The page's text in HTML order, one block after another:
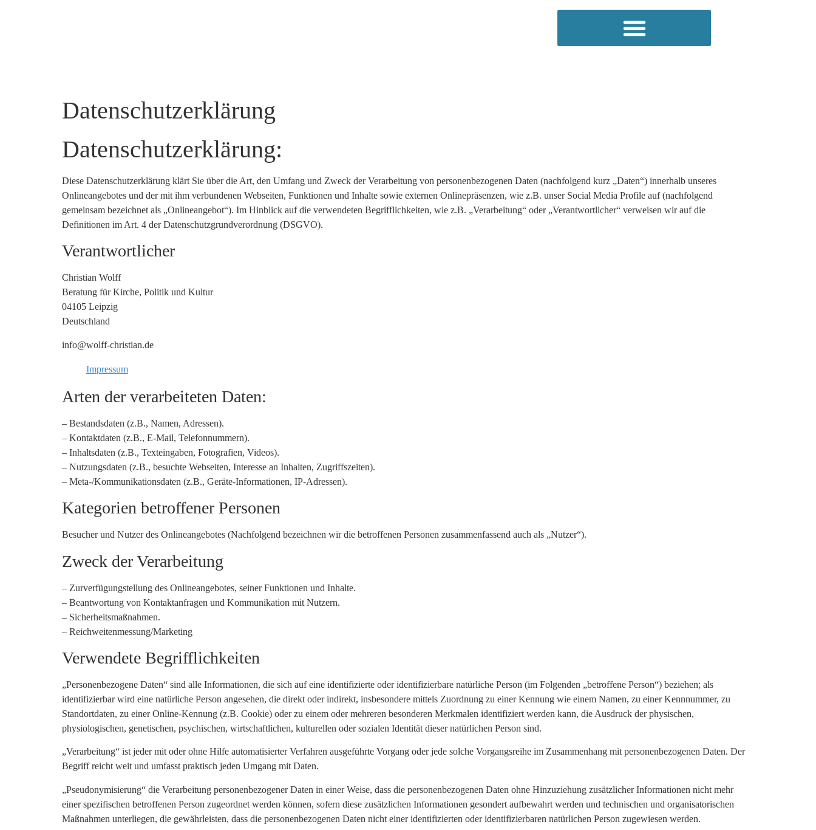
Datenschutzerklärung
Datenschutzerklärung:
Diese Datenschutzerklärung klärt Sie über die Art, den Umfang und Zweck der Verarbeitung von personenbezogenen Daten (nachfolgend kurz „Daten“) innerhalb unseres
Onlineangebotes und der mit ihm verbundenen Webseiten, Funktionen und Inhalte sowie externen Onlinepräsenzen, wie z.B. unser Social Media Profile auf (nachfolgend
gemeinsam bezeichnet als „Onlineangebot“). Im Hinblick auf die verwendeten Begrifflichkeiten, wie z.B. „Verarbeitung“ oder „Verantwortlicher“ verweisen wir auf die
Definitionen im Art. 4 der Datenschutzgrundverordnung (DSGVO).
Verantwortlicher
Christian Wolff
Beratung für Kirche, Politik und Kultur
04105 Leipzig
Deutschland
info@wolff-christian.de
Impressum
Arten der verarbeiteten Daten:
– Bestandsdaten (z.B., Namen, Adressen).
– Kontaktdaten (z.B., E-Mail, Telefonnummern).
– Inhaltsdaten (z.B., Texteingaben, Fotografien, Videos).
– Nutzungsdaten (z.B., besuchte Webseiten, Interesse an Inhalten, Zugriffszeiten).
– Meta-/Kommunikationsdaten (z.B., Geräte-Informationen, IP-Adressen).
Kategorien betroffener Personen
Besucher und Nutzer des Onlineangebotes (Nachfolgend bezeichnen wir die betroffenen Personen zusammenfassend auch als „Nutzer“).
Zweck der Verarbeitung
– Zurverfügungstellung des Onlineangebotes, seiner Funktionen und Inhalte.
– Beantwortung von Kontaktanfragen und Kommunikation mit Nutzern.
– Sicherheitsmaßnahmen.
– Reichweitenmessung/Marketing
Verwendete Begrifflichkeiten
„Personenbezogene Daten“ sind alle Informationen, die sich auf eine identifizierte oder identifizierbare natürliche Person (im Folgenden „betroffene Person“) beziehen; als
identifizierbar wird eine natürliche Person angesehen, die direkt oder indirekt, insbesondere mittels Zuordnung zu einer Kennung wie einem Namen, zu einer Kennnummer, zu
Standortdaten, zu einer Online-Kennung (z.B. Cookie) oder zu einem oder mehreren besonderen Merkmalen identifiziert werden kann, die Ausdruck der physischen,
physiologischen, genetischen, psychischen, wirtschaftlichen, kulturellen oder sozialen Identität dieser natürlichen Person sind.
„Verarbeitung“ ist jeder mit oder ohne Hilfe automatisierter Verfahren ausgeführte Vorgang oder jede solche Vorgangsreihe im Zusammenhang mit personenbezogenen Daten. Der
Begriff reicht weit und umfasst praktisch jeden Umgang mit Daten.
„Pseudonymisierung“ die Verarbeitung personenbezogener Daten in einer Weise, dass die personenbezogenen Daten ohne Hinzuziehung zusätzlicher Informationen nicht mehr
einer spezifischen betroffenen Person zugeordnet werden können, sofern diese zusätzlichen Informationen gesondert aufbewahrt werden und technischen und organisatorischen
Maßnahmen unterliegen, die gewährleisten, dass die personenbezogenen Daten nicht einer identifizierten oder identifizierbaren natürlichen Person zugewiesen werden.